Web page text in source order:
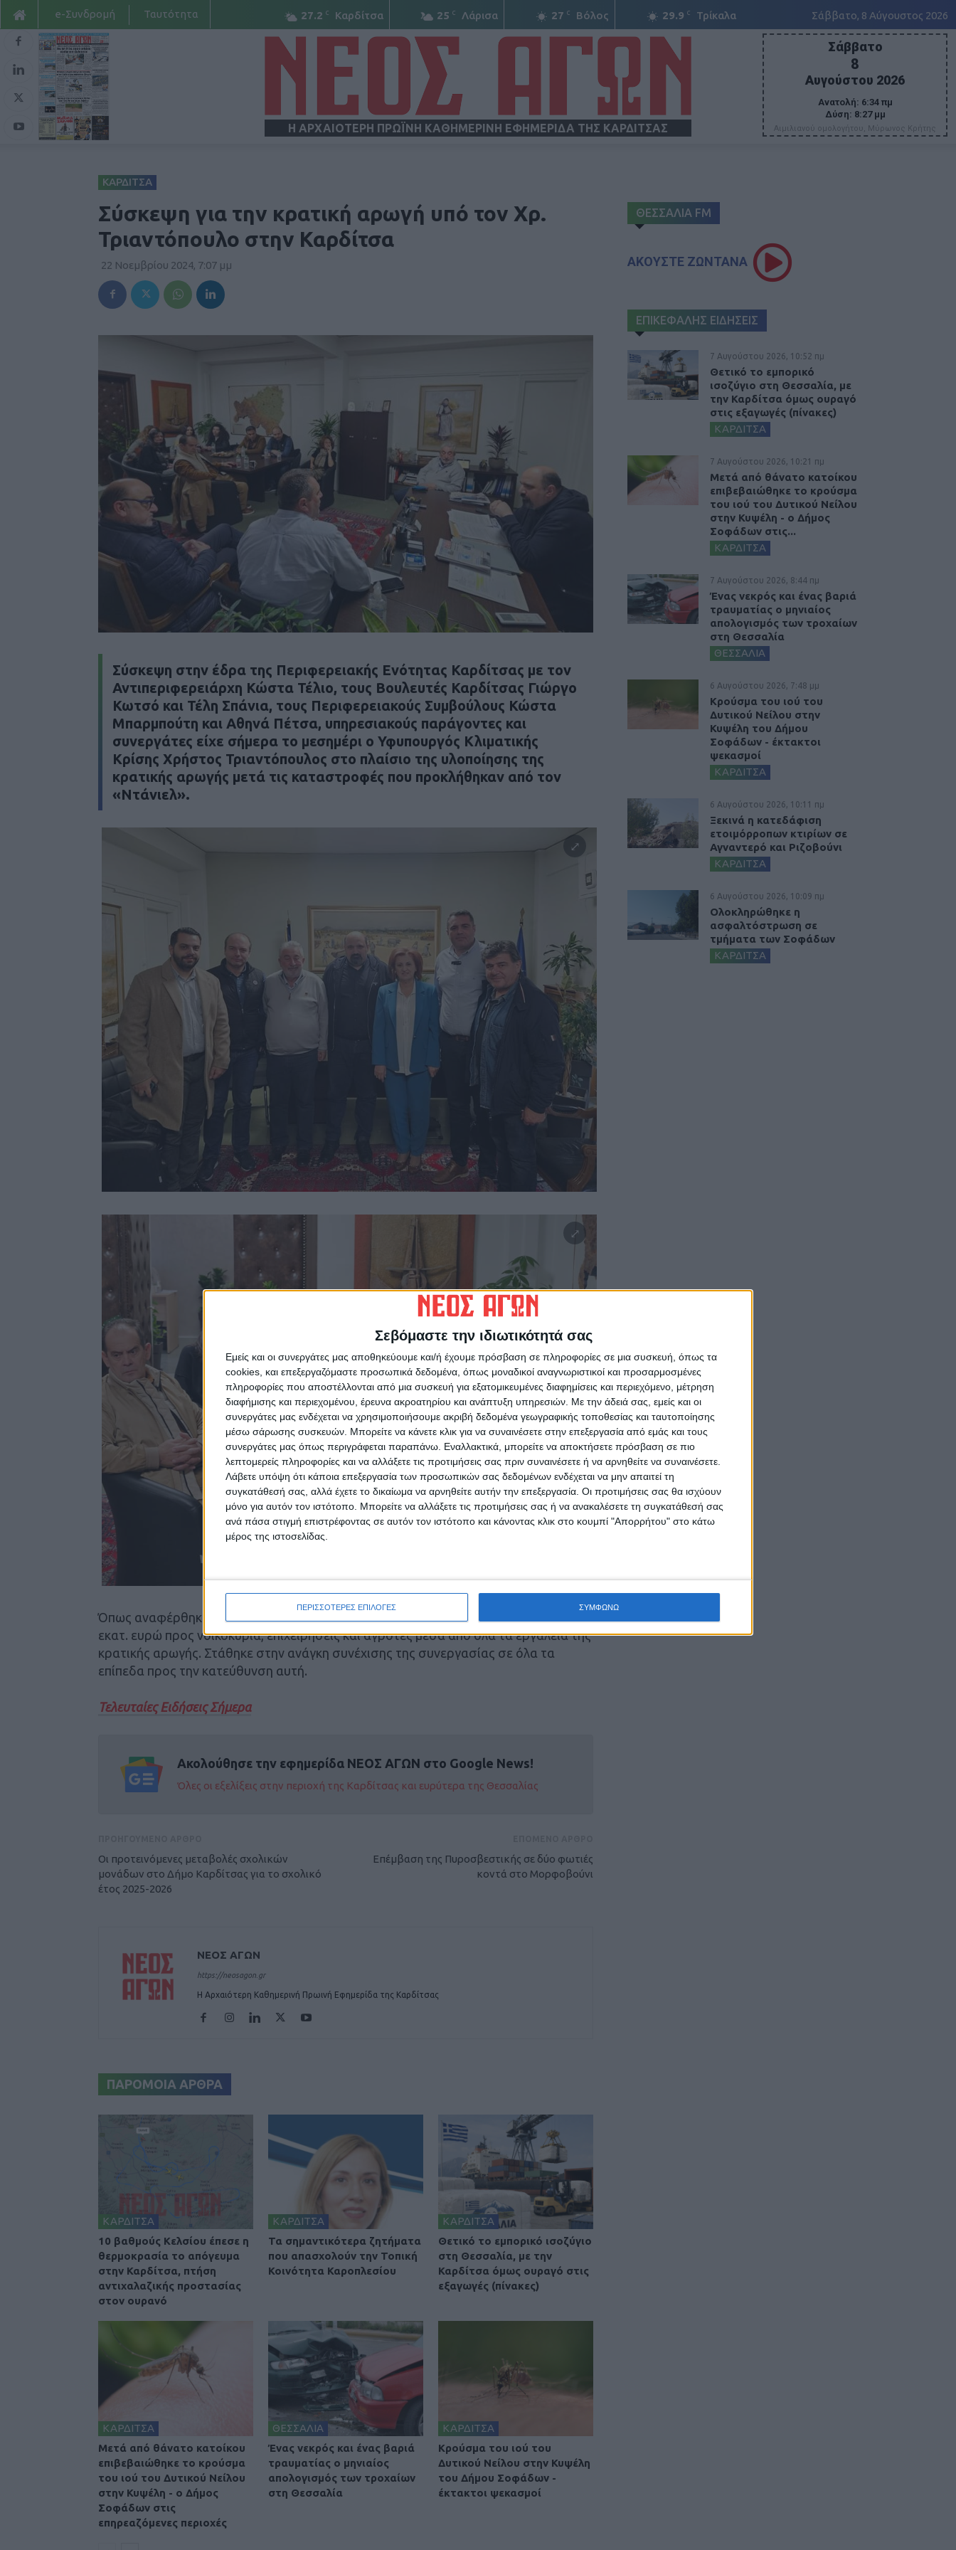
Σεβόμαστε την ιδιωτικότητά σας
Εμείς και οι συνεργάτες μας αποθηκεύουμε και/ή έχουμε πρόσβαση σε πληροφορίες σε μια συσκευή, όπως τα
cookies, και επεξεργαζόμαστε προσωπικά δεδομένα, όπως μοναδικοί αναγνωριστικοί και προσαρμοσμένες
πληροφορίες που αποστέλλονται από μια συσκευή για εξατομικευμένες διαφημίσεις και περιεχόμενο, μέτρηση
διαφήμισης και περιεχομένου, έρευνα ακροατηρίου και ανάπτυξη υπηρεσιών. Με την άδειά σας, εμείς και οι
συνεργάτες μας ενδέχεται να χρησιμοποιήσουμε ακριβή δεδομένα γεωγραφικής τοποθεσίας και ταυτοποίησης
μέσω σάρωσης συσκευών. Μπορείτε να κάνετε κλικ για να συναινέσετε στην επεξεργασία από εμάς και τους
συνεργάτες μας όπως περιγράφεται παραπάνω. Εναλλακτικά, μπορείτε να αποκτήσετε πρόσβαση σε πιο
λεπτομερείς πληροφορίες και να αλλάξετε τις προτιμήσεις σας πριν συναινέσετε ή να αρνηθείτε να συναινέσετε.
Λάβετε υπόψη ότι κάποια επεξεργασία των προσωπικών σας δεδομένων ενδέχεται να μην απαιτεί τη
συγκατάθεσή σας, αλλά έχετε το δικαίωμα να αρνηθείτε αυτήν την επεξεργασία. Οι προτιμήσεις σας θα ισχύουν
μόνο για αυτόν τον ιστότοπο. Μπορείτε να αλλάξετε τις προτιμήσεις σας ή να ανακαλέσετε τη συγκατάθεσή σας
ανά πάσα στιγμή επιστρέφοντας σε αυτόν τον ιστότοπο και κάνοντας κλικ στο κουμπί "Απορρήτου" στο κάτω
μέρος της ιστοσελίδας.
ΠΕΡΙΣΣΟΤΕΡΕΣ ΕΠΙΛΟΓΕΣ ΣΥΜΦΩΝΩ
27.2 C Καρδίτσα 25 C Λάρισα 27 C Βόλος 29.9 C Τρίκαλα Σάββατο, 8 Αύγουστος 2026
e-Συνδρομή Ταυτότητα
Η ΑΡΧΑΙΟΤΕΡΗ ΠΡΩΪΝΗ ΚΑΘΗΜΕΡΙΝΗ ΕΦΗΜΕΡΙΔΑ ΤΗΣ ΚΑΡΔΙΤΣΑΣ
Σάββατο
8
Αυγούστου 2026
Ανατολή: 6:34 πμ
Δύση: 8:27 μμ
Αιμιλιανού ομολογήτου, Μύρωνος Κρήτης
ΚΑΡΔΙΤΣΑ
Σύσκεψη για την κρατική αρωγή υπό τον Χρ.
Τριαντόπουλο στην Καρδίτσα
22 Νοεμβρίου 2024, 7:07 μμ
Σύσκεψη στην έδρα της Περιφερειακής Ενότητας Καρδίτσας με τον
Αντιπεριφερειάρχη Κώστα Τέλιο, τους Βουλευτές Καρδίτσας Γιώργο
Κωτσό και Τέλη Σπάνια, τους Περιφερειακούς Συμβούλους Κώστα
Μπαρμπούτη και Αθηνά Πέτσα, υπηρεσιακούς παράγοντες και
συνεργάτες είχε σήμερα το μεσημέρι ο Υφυπουργός Κλιματικής
Κρίσης Χρήστος Τριαντόπουλος στο πλαίσιο της υλοποίησης της
κρατικής αρωγής μετά τις καταστροφές που προκλήθηκαν από τον
«Ντάνιελ».
Όπως αναφέρθηκε από τον Υφυπουργό, μέχρι τώρα έχουν καταβληθεί ήδη 126,4
εκατ. ευρώ προς νοικοκυριά, επιχειρήσεις και αγρότες μέσα από όλα τα εργαλεία της
κρατικής αρωγής. Στάθηκε στην ανάγκη συνέχισης της συνεργασίας σε όλα τα
επίπεδα προς την κατεύθυνση αυτή.
Τελευταίες Ειδήσεις Σήμερα
Ακολούθησε την εφημερίδα ΝΕΟΣ ΑΓΩΝ στο Google News!
Όλες οι εξελίξεις στην περιοχή της Καρδίτσας και ευρύτερα της Θεσσαλίας
Οι προτεινόμενες μεταβολές σχολικών
μονάδων στο Δήμο Καρδίτσας για το σχολικό
έτος 2025-2026
Επέμβαση της Πυροσβεστικής σε δύο φωτιές
κοντά στο Μορφοβούνι
ΝΕΟΣ ΑΓΩΝ
https://neosagon.gr
Η Αρχαιότερη Καθημερινή Πρωινή Εφημερίδα της Καρδίτσας
ΠΑΡΟΜΟΙΑ ΑΡΘΡΑ
ΚΑΡΔΙΤΣΑ
10 βαθμούς Κελσίου έπεσε η
θερμοκρασία το απόγευμα
στην Καρδίτσα, πτήση
αντιχαλαζικής προστασίας
στον ουρανό
ΚΑΡΔΙΤΣΑ
Τα σημαντικότερα ζητήματα
που απασχολούν την Τοπική
Κοινότητα Καροπλεσίου
ΚΑΡΔΙΤΣΑ
Θετικό το εμπορικό ισοζύγιο
στη Θεσσαλία, με την
Καρδίτσα όμως ουραγό στις
εξαγωγές (πίνακες)
ΚΑΡΔΙΤΣΑ
Μετά από θάνατο κατοίκου
επιβεβαιώθηκε το κρούσμα
του ιού του Δυτικού Νείλου
στην Κυψέλη - ο Δήμος
Σοφάδων στις
επηρεαζόμενες περιοχές
ΘΕΣΣΑΛΙΑ
Ένας νεκρός και ένας βαριά
τραυματίας ο μηνιαίος
απολογισμός των τροχαίων
στη Θεσσαλία
ΚΑΡΔΙΤΣΑ
Κρούσμα του ιού του
Δυτικού Νείλου στην Κυψέλη
του Δήμου Σοφάδων -
έκτακτοι ψεκασμοί
ΘΕΣΣΑΛΙΑ FM
ΑΚΟΥΣΤΕ ΖΩΝΤΑΝΑ
ΕΠΙΚΕΦΑΛΗΣ ΕΙΔΗΣΕΙΣ
7 Αυγούστου 2026, 10:52 πμ
Θετικό το εμπορικό
ισοζύγιο στη Θεσσαλία, με
την Καρδίτσα όμως ουραγό
στις εξαγωγές (πίνακες)
ΚΑΡΔΙΤΣΑ
7 Αυγούστου 2026, 10:21 πμ
Μετά από θάνατο κατοίκου
επιβεβαιώθηκε το κρούσμα
του ιού του Δυτικού Νείλου
στην Κυψέλη - ο Δήμος
Σοφάδων στις...
ΚΑΡΔΙΤΣΑ
7 Αυγούστου 2026, 8:44 πμ
Ένας νεκρός και ένας βαριά
τραυματίας ο μηνιαίος
απολογισμός των τροχαίων
στη Θεσσαλία
ΘΕΣΣΑΛΙΑ
6 Αυγούστου 2026, 7:48 μμ
Κρούσμα του ιού του
Δυτικού Νείλου στην
Κυψέλη του Δήμου
Σοφάδων - έκτακτοι
ψεκασμοί
ΚΑΡΔΙΤΣΑ
6 Αυγούστου 2026, 10:11 πμ
Ξεκινά η κατεδάφιση
ετοιμόρροπων κτιρίων σε
Αγναντερό και Ριζοβούνι
ΚΑΡΔΙΤΣΑ
6 Αυγούστου 2026, 10:09 πμ
Ολοκληρώθηκε η
ασφαλτόστρωση σε
τμήματα των Σοφάδων
ΚΑΡΔΙΤΣΑ